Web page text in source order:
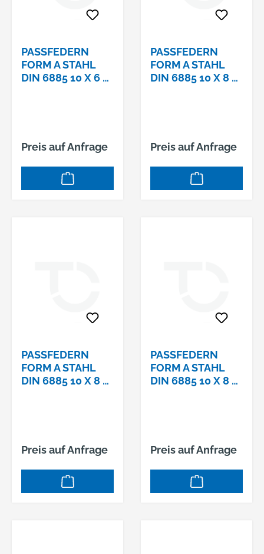
PASSFEDERN F
ORM A STAHL D
IN 6885 10 X 6 X 6
Preis auf Anfrage
PASSFEDERN F
ORM A STAHL D
IN 6885 10 X 8 X 1
Preis auf Anfrage
PASSFEDERN F
ORM A STAHL D
IN 6885 10 X 8 X 1
Preis auf Anfrage
PASSFEDERN F
ORM A STAHL D
IN 6885 10 X 8 X 1
Preis auf Anfrage